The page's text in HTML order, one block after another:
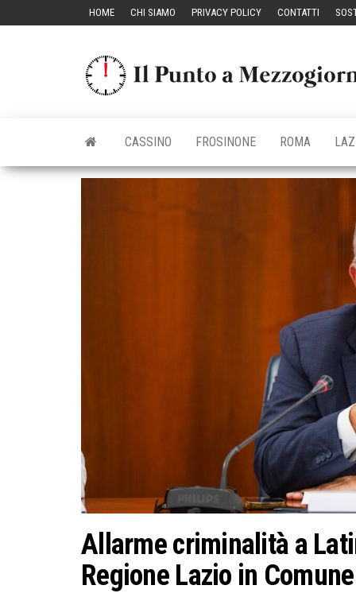
HOME CHI SIAMO PRIVACY POLICY CONTATTI
CASSINO FROSINONE ROMA
Allarme criminalità a
Regione Lazio in